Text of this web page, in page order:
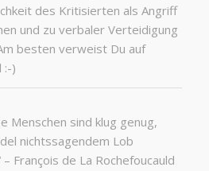
des Kritisierten als Angriff
und zu verbaler Verteidigung
besten verweist Du auf
:-)
Menschen sind klug genug,
nichtssagendem Lob
– François de La Rochefoucauld